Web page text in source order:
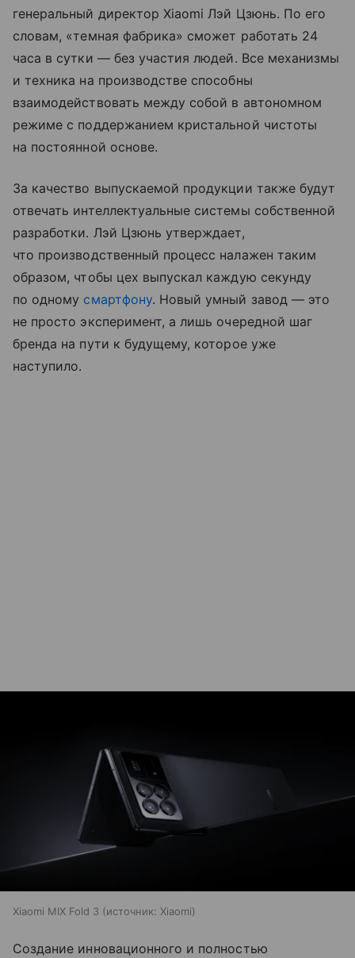
генеральный директор Xiaomi Лэй Цзюнь. По его
словам, «темная фабрика» сможет работать 24
часа в сутки — без участия людей. Все механизмы
и техника на производстве способны
взаимодействовать между собой в автономном
режиме с поддержанием кристальной чистоты
на постоянной основе.
За качество выпускаемой продукции также будут
отвечать интеллектуальные системы собственной
разработки. Лэй Цзюнь утверждает,
что производственный процесс налажен таким
образом, чтобы цех выпускал каждую секунду
по одному смартфону. Новый умный завод — это
не просто эксперимент, а лишь очередной шаг
бренда на пути к будущему, которое уже
наступило.
Xiaomi MIX Fold 3 источник: Xiaomi
Создание инновационного и полностью